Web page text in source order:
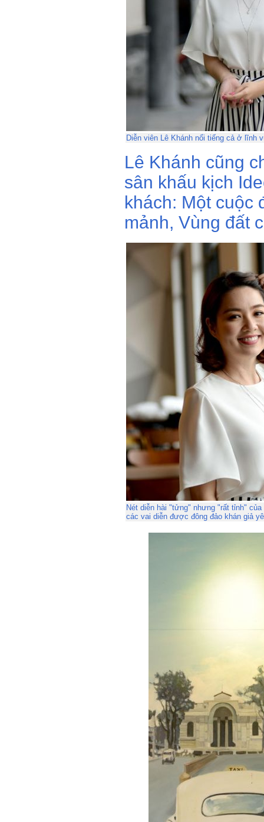
Diễn viên Lê Khánh nổi tiếng cả ở lĩnh
Lê Khánh cũng
sân khấu kịch
khách: Một cuộc
mảnh, Vùng đất
Nét diễn hài "tửng" nhưng "rất tỉnh"
các vai diễn được đông đảo khán giả